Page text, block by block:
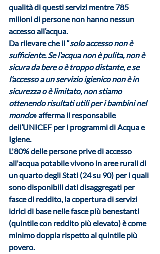
qualità di questi servizi mentre 785
milioni di persone non hanno nessun
accesso all’acqua.
Da rilevare che il “solo accesso non è
sufficiente. Se l’acqua non è pulita, non è
sicura da bere o è troppo distante, e se
l’accesso a un servizio igienico non è in
sicurezza o è limitato, non stiamo
ottenendo risultati utili per i bambini nel
mondo» afferma il responsabile
dell’UNICEF per i programmi di Acqua e
Igiene.
L'80% delle persone prive di accesso
all'acqua potabile vivono in aree rurali di
un quarto degli Stati (24 su 90) per i quali
sono disponibili dati disaggregati per
fasce di reddito, la copertura di servizi
idrici di base nelle fasce più benestanti
(quintile con reddito più elevato) è come
minimo doppia rispetto al quintile più
povero.